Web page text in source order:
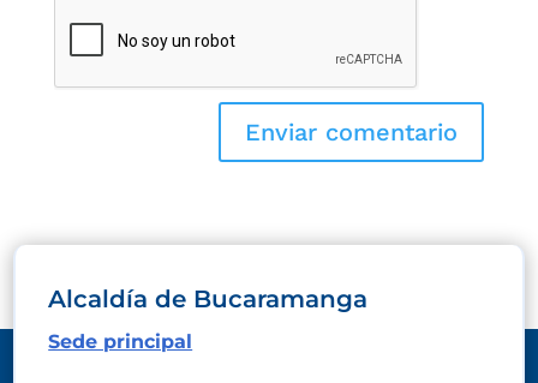
Alcaldía de Bucaramanga
Sede principal